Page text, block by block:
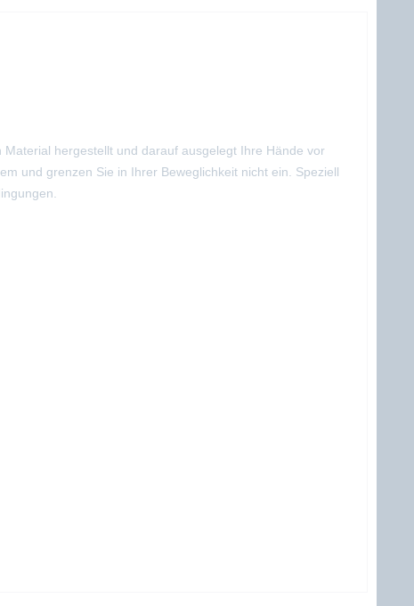
hergestellt und darauf ausgelegt Ihre Hände vor
und grenzen Sie in Ihrer Beweglichkeit nicht ein. Speziell